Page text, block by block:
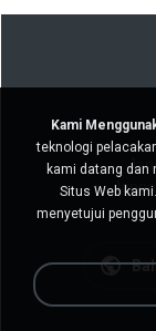
Kami
teknologi
kami datang dan
Situs Web
menyetujui